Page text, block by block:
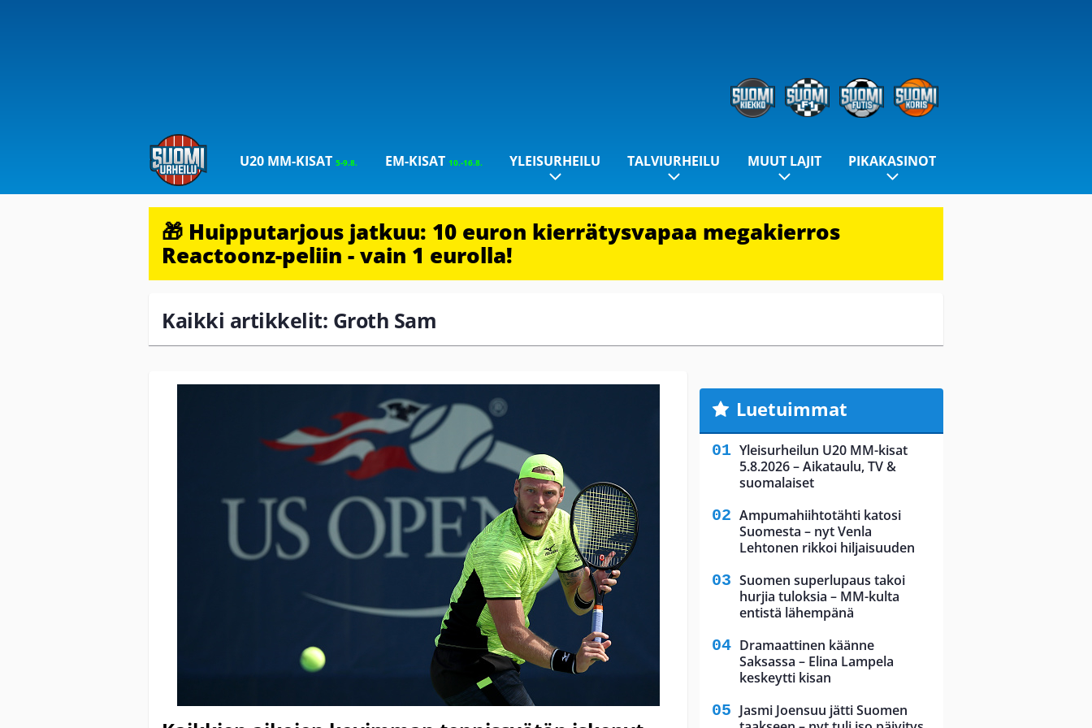
U20 MM-KISAT5-9.8. EM-KISAT 10.-16.8. YLEISURHEILU TALVIURHEILU MUUT LAJIT PIKAKASINOT
🎁 Huipputarjous jatkuu: 10 euron kierrätysvapaa megakierros
Reactoonz-peliin - vain 1 eurolla!
Kaikki artikkelit: Groth Sam
Luetuimmat
Yleisurheilun U20 MM-kisat
5.8.2026 – Aikataulu, TV &
suomalaiset
Ampumahiihtotähti katosi
Suomesta – nyt Venla
Lehtonen rikkoi hiljaisuuden
Suomen superlupaus takoi
hurjia tuloksia – MM-kulta
entistä lähempänä
Dramaattinen käänne
Saksassa – Elina Lampela
keskeytti kisan
Jasmi Joensuu jätti Suomen